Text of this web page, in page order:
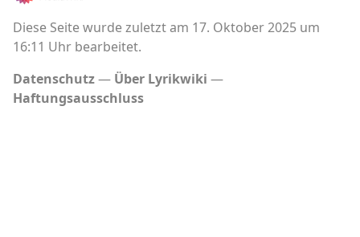
Diese Seite wurde zuletzt am 17. Oktober 2025 um
16:11 Uhr bearbeitet.
Datenschutz
Über Lyrikwiki
Haftungsausschluss